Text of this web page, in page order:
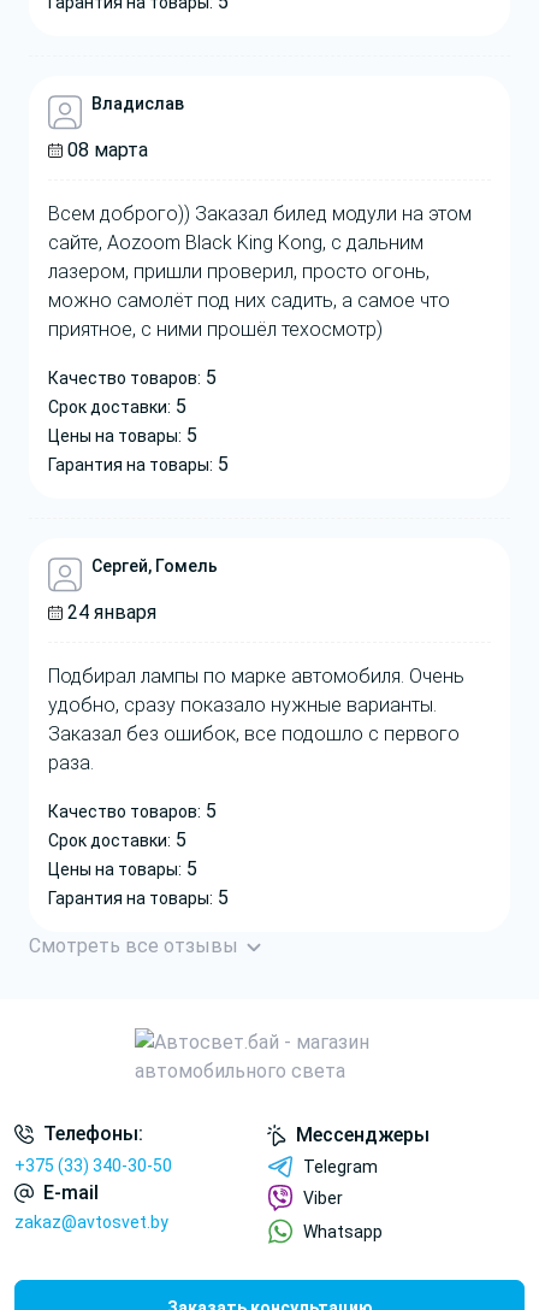
Владислав
08 марта
Всем доброго)) Заказал билед модули на этом
сайте, Aozoom Black King Kong, с дальним
лазером, пришли проверил, просто огонь,
можно самолёт под них садить, а самое что
приятное, с ними прошёл техосмотр)
Качество товаров: 5
Срок доставки: 5
Цены на товары: 5
Гарантия на товары: 5
Сергей, Гомель
24 января
Подбирал лампы по марке автомобиля. Очень
удобно, сразу показало нужные варианты.
Заказал без ошибок, все подошло с первого
раза.
Качество товаров: 5
Срок доставки: 5
Цены на товары: 5
Гарантия на товары: 5
Смотреть все отзывы
Телефоны:
+375 (33) 340-30-50
E-mail
zakaz@avtosvet.by
Мессенджеры
Telegram
Viber
Whatsapp